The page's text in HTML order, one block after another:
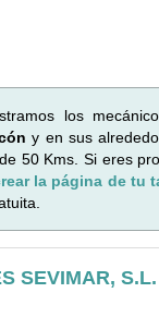
los
y en sus
50 Kms. Si eres
la página de tu
SEVIMAR, S.L.